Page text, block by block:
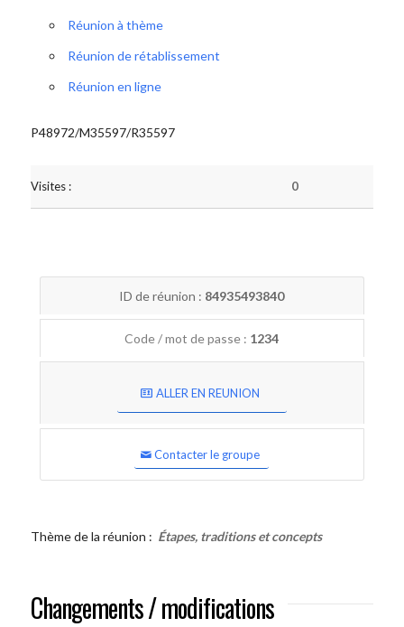
Réunion à thème
Réunion de rétablissement
Réunion en ligne
P48972/M35597/R35597
Visites : 0
ID de réunion : 84935493840
Code / mot de passe : 1234
ALLER EN REUNION
Contacter le groupe
Thème de la réunion : Étapes, traditions et concepts
Changements / modifications